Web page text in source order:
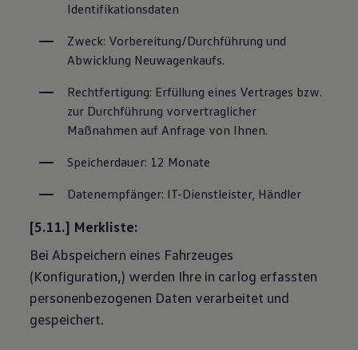
Identifikationsdaten
Zweck: Vorbereitung/Durchführung und
Abwicklung Neuwagenkaufs.
Rechtfertigung: Erfüllung eines Vertrages bzw.
zur Durchführung vorvertraglicher
Maßnahmen auf Anfrage von Ihnen.
Speicherdauer: 12 Monate
Datenempfänger: IT-Dienstleister, Händler
[5.11.] Merkliste:
Bei Abspeichern eines Fahrzeuges
(Konfiguration,) werden Ihre in carlog erfassten
personenbezogenen Daten verarbeitet und
gespeichert.